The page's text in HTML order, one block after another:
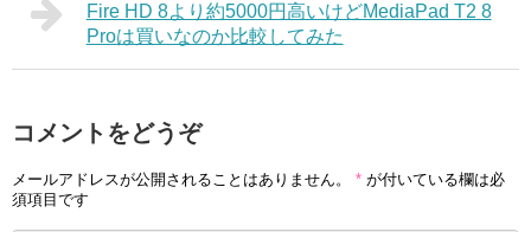
Fire HD 8より約5000円高いけどMediaPad T2 8
Proは買いなのか比較してみた
コメントをどうぞ
メールアドレスが公開されることはありません。 * が付いている欄は必
須項目です